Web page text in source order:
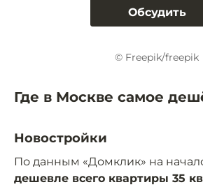
Обсудить
© Freepik/freepik
Где в Москве самое
Новостройки
По данным «Домклик» на
дешевле всего квартиры 35